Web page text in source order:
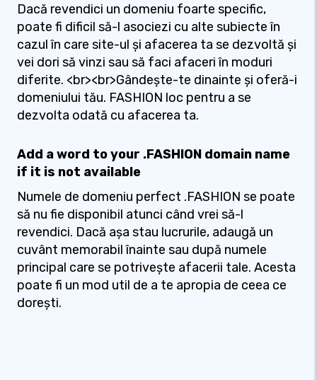
Dacă revendici un domeniu foarte specific,
poate fi dificil să-l asociezi cu alte subiecte în
cazul în care site-ul și afacerea ta se dezvoltă și
vei dori să vinzi sau să faci afaceri în moduri
diferite. <br><br>Gândește-te dinainte și oferă-i
domeniului tău. FASHION loc pentru a se
dezvolta odată cu afacerea ta.
Add a word to your .FASHION domain name
if it is not available
Numele de domeniu perfect .FASHION se poate
să nu fie disponibil atunci când vrei să-l
revendici. Dacă așa stau lucrurile, adaugă un
cuvânt memorabil înainte sau după numele
principal care se potrivește afacerii tale. Acesta
poate fi un mod util de a te apropia de ceea ce
dorești.